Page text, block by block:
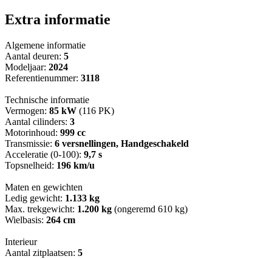
Extra informatie
Algemene informatie
Aantal deuren: 5
Modeljaar: 2024
Referentienummer: 3118
Technische informatie
Vermogen: 85 kW (116 PK)
Aantal cilinders: 3
Motorinhoud: 999 cc
Transmissie: 6 versnellingen, Handgeschakeld
Acceleratie (0-100): 9,7 s
Topsnelheid: 196 km/u
Maten en gewichten
Ledig gewicht: 1.133 kg
Max. trekgewicht: 1.200 kg (ongeremd 610 kg)
Wielbasis: 264 cm
Interieur
Aantal zitplaatsen: 5